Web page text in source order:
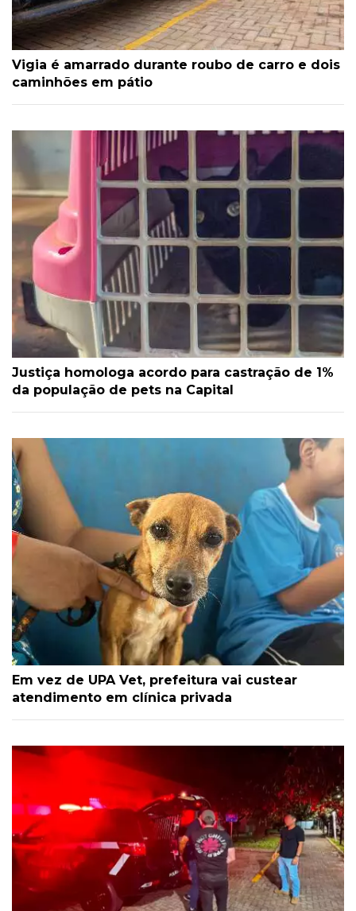
Vigia é amarrado durante roubo de carro e dois
caminhões em pátio
Justiça homologa acordo para castração de 1%
da população de pets na Capital
Em vez de UPA Vet, prefeitura vai custear
atendimento em clínica privada